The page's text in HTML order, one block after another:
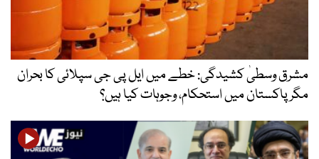
مشرق وسطیٰ کشیدگی: خطے میں ایل پی جی سپلائی کا بحران
مگر پاکستان میں استحکام، وجوہات کیا ہیں؟